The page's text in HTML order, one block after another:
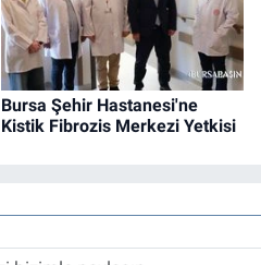
Bursa Şehir Hastanesi'ne
Kistik Fibrozis Merkezi Yetkisi